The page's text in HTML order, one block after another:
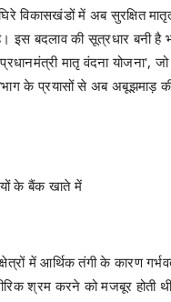
विकासखंडों में अब सुरक्षित
इस बदलाव की सूत्रधार बनी है
मातृ वंदना योजना',
के प्रयासों से अब अबूझमाड़
के बैंक खाते में
में आर्थिक तंगी के कारण
श्रम करने को मजबूर होती